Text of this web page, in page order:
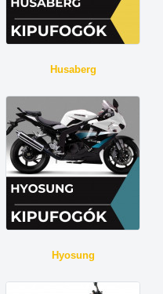
Husaberg
Hyosung